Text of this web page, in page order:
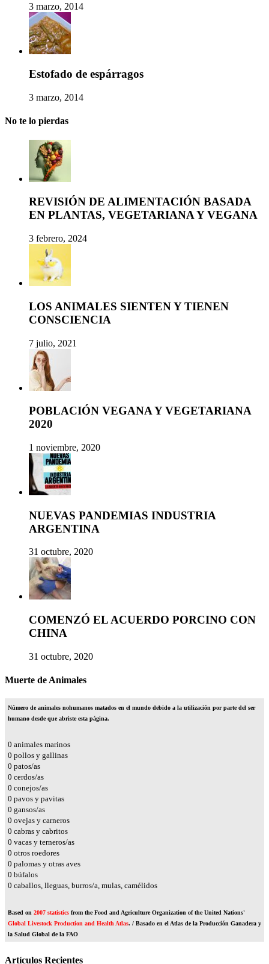
3 marzo, 2014
Estofado de espárragos
3 marzo, 2014
No te lo pierdas
REVISIÓN DE ALIMENTACIÓN BASADA
EN PLANTAS, VEGETARIANA Y VEGANA
3 febrero, 2024
LOS ANIMALES SIENTEN Y TIENEN
CONSCIENCIA
7 julio, 2021
POBLACIÓN VEGANA Y VEGETARIANA
2020
1 noviembre, 2020
NUEVAS PANDEMIAS INDUSTRIA
ARGENTINA
31 octubre, 2020
COMENZÓ EL ACUERDO PORCINO CON
CHINA
31 octubre, 2020
Muerte de Animales
Número de animales nohumanos matados en el mundo debido a la utilización por parte del ser
humano desde que abriste esta página.
0 animales marinos
0 pollos y gallinas
0 patos/as
0 cerdos/as
0 conejos/as
0 pavos y pavitas
0 gansos/as
0 ovejas y carneros
0 cabras y cabritos
0 vacas y terneros/as
0 otros roedores
0 palomas y otras aves
0 búfalos
0 caballos, lleguas, burros/a, mulas, camélidos
Based on 2007 statistics from the Food and Agriculture Organization of the United Nations'
Global Livestock Production and Health Atlas. / Basado en el Atlas de la Producción Ganadera y
la Salud Global de la FAO
Artículos Recientes